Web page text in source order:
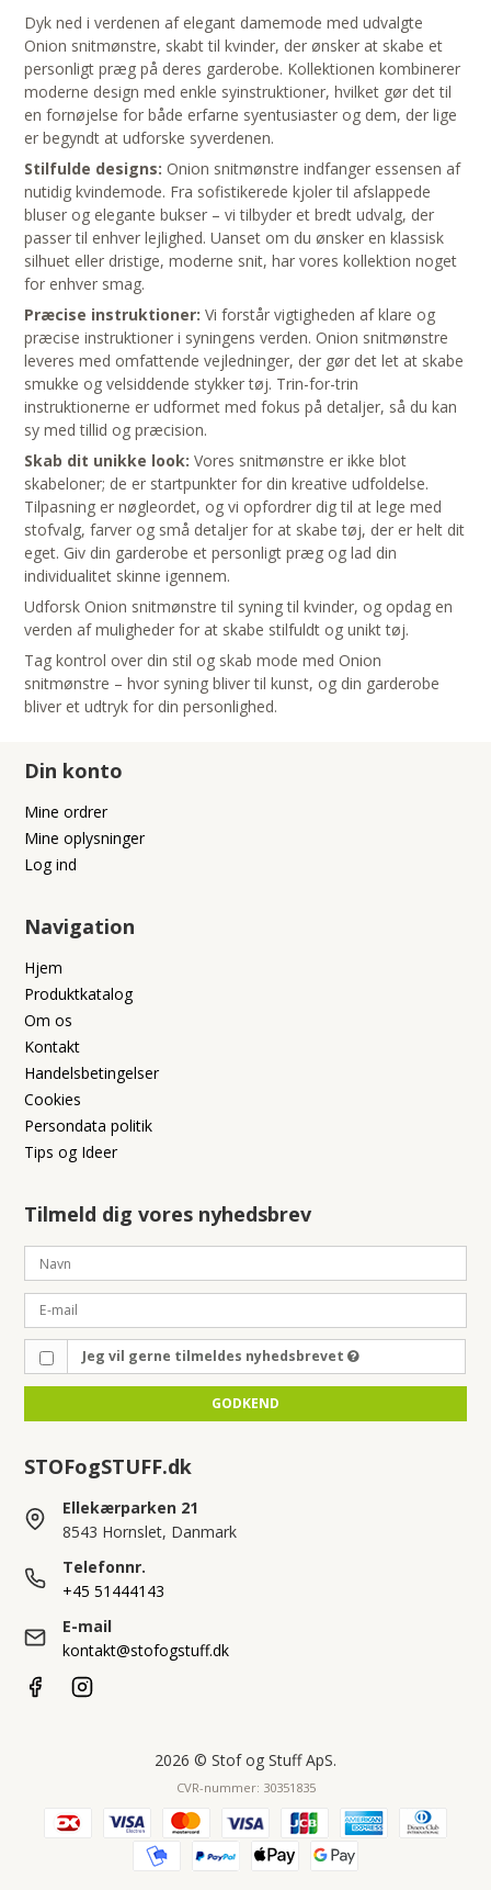
Dyk ned i verdenen af elegant damemode med udvalgte
Onion snitmønstre, skabt til kvinder, der ønsker at skabe et
personligt præg på deres garderobe. Kollektionen kombinerer
moderne design med enkle syinstruktioner, hvilket gør det til
en fornøjelse for både erfarne syentusiaster og dem, der lige
er begyndt at udforske syverdenen.
Stilfulde designs: Onion snitmønstre indfanger essensen af
nutidig kvindemode. Fra sofistikerede kjoler til afslappede
bluser og elegante bukser – vi tilbyder et bredt udvalg, der
passer til enhver lejlighed. Uanset om du ønsker en klassisk
silhuet eller dristige, moderne snit, har vores kollektion noget
for enhver smag.
Præcise instruktioner: Vi forstår vigtigheden af klare og
præcise instruktioner i syningens verden. Onion snitmønstre
leveres med omfattende vejledninger, der gør det let at skabe
smukke og velsiddende stykker tøj. Trin-for-trin
instruktionerne er udformet med fokus på detaljer, så du kan
sy med tillid og præcision.
Skab dit unikke look: Vores snitmønstre er ikke blot
skabeloner; de er startpunkter for din kreative udfoldelse.
Tilpasning er nøgleordet, og vi opfordrer dig til at lege med
stofvalg, farver og små detaljer for at skabe tøj, der er helt dit
eget. Giv din garderobe et personligt præg og lad din
individualitet skinne igennem.
Udforsk Onion snitmønstre til syning til kvinder, og opdag en
verden af muligheder for at skabe stilfuldt og unikt tøj.
Tag kontrol over din stil og skab mode med Onion
snitmønstre – hvor syning bliver til kunst, og din garderobe
bliver et udtryk for din personlighed.
Din konto
Mine ordrer
Mine oplysninger
Log ind
Navigation
Hjem
Produktkatalog
Om os
Kontakt
Handelsbetingelser
Cookies
Persondata politik
Tips og Ideer
Tilmeld dig vores nyhedsbrev
Jeg vil gerne tilmeldes nyhedsbrevet
GODKEND
STOFogSTUFF.dk
Ellekærparken 21
8543 Hornslet, Danmark
Telefonnr.
+45 51444143
E-mail
kontakt@stofogstuff.dk
2026 © Stof og Stuff ApS.
CVR-nummer: 30351835